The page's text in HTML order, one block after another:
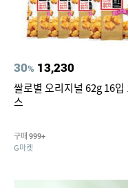
30% 13,230
쌀로별 오리지널 62g 16입
스
구매 999+
G마켓